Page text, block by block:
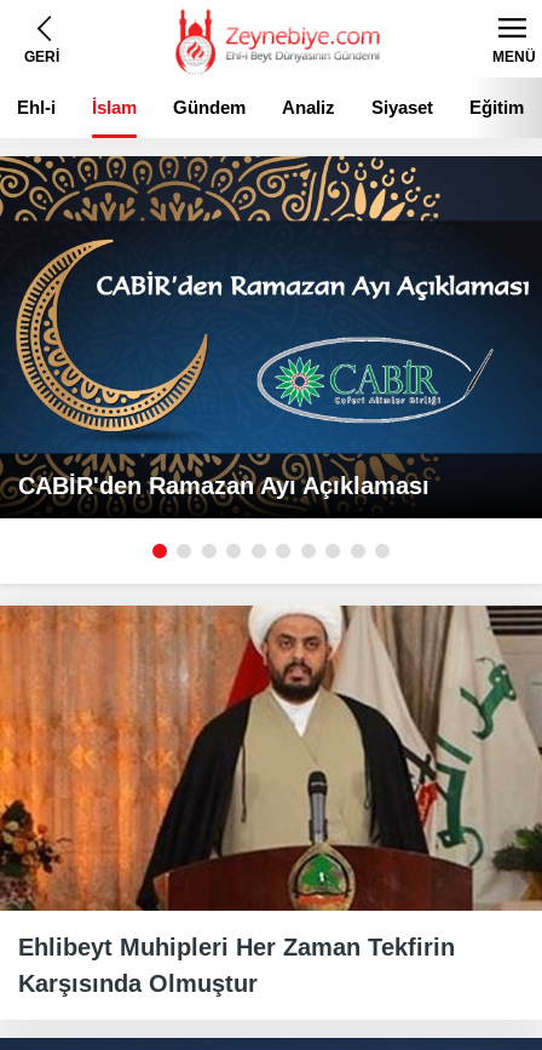
GERİ MENÜ
Ehl-i
Beyt
İslam Gündem Analiz Siyaset Eğitim
CABİR'den Ramazan Ayı Açıklaması
Ehlibeyt Muhipleri Her Zaman Tekfirin
Karşısında Olmuştur